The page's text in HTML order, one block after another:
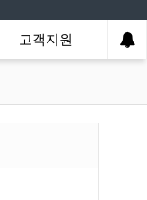
고객지원